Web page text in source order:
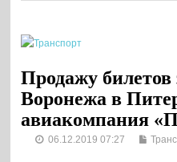
Продажу билетов
Воронежа в
авиакомпания
06.12.2019 07:27